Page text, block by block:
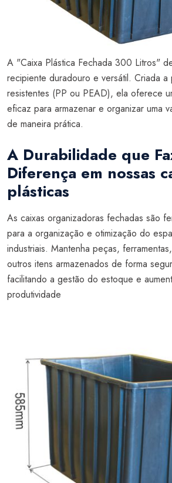
A "Caixa Plástica Fechada 300 Litros"
recipiente duradouro e versátil. Criada a
resistentes (PP ou PEAD), ela oferece
eficaz para armazenar e organizar uma
de maneira prática.
A Durabilidade que
Diferença em nossas
plásticas
As caixas organizadoras fechadas são
para a organização e otimização do
industriais. Mantenha peças,
outros itens armazenados de forma
facilitando a gestão do estoque e
produtividade